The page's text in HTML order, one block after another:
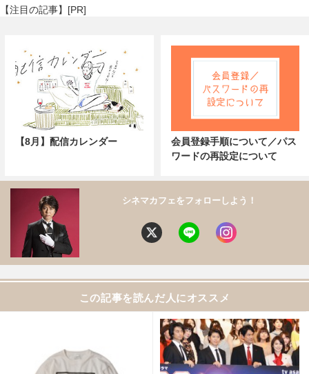
【注目の記事】[PR]
【8月】配信カレンダー
会員登録手順について／パス
ワードの再設定について
シネマカフェをフォローしよう！
この記事を読んだ人にオススメ